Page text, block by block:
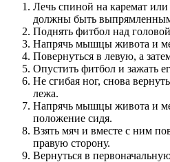
Лечь спиной на каремат
должны быть
Поднять фитбол над
Напрячь мышцы живота и
Повернуться в левую, а
Опустить фитбол и зажать
Не сгибая ног, снова
лежа.
Напрячь мышцы живота и
положение сидя.
Взять мяч и вместе с ним
правую сторону.
Вернуться в